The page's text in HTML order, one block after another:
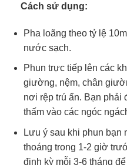
Cách sử dụng:
Pha loãng theo tỷ lệ
nước sạch.
Phun trực tiếp lên các
giường, nệm, chân
nơi rệp trú ẩn. Bạn phải
thấm vào các ngóc
Lưu ý sau khi phun bạn
thoáng trong 1-2 giờ
định kỳ mỗi 3-6 tháng